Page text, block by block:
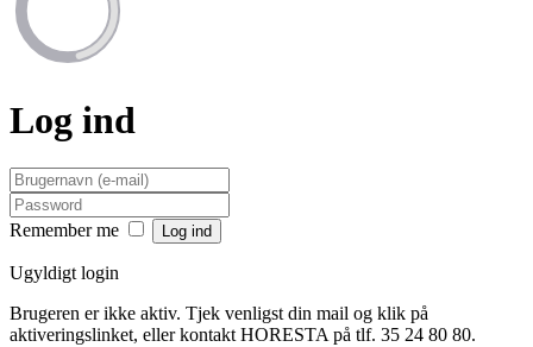
Log ind
Remember me
Ugyldigt login
Brugeren er ikke aktiv. Tjek venligst din mail og klik på
aktiveringslinket, eller kontakt HORESTA på tlf. 35 24 80 80.